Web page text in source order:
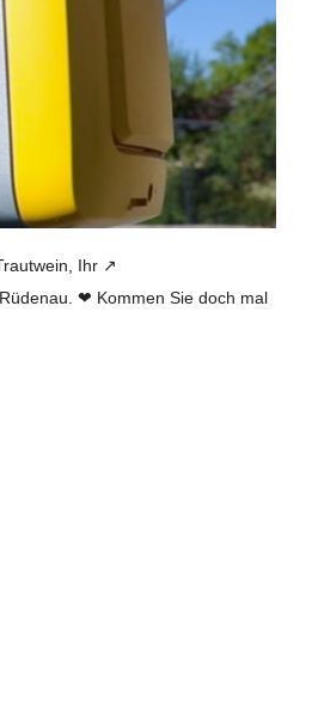
Ihr ↗️
❤ Kommen Sie doch mal